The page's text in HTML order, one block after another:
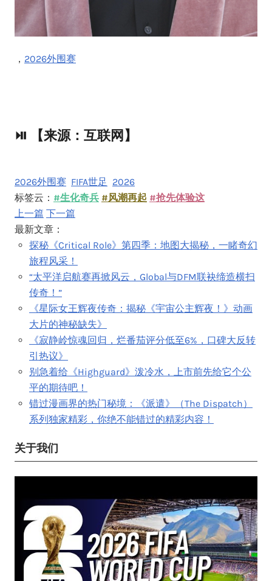
， 2026外围赛
⏯️ 【来源：互联网】
2026外围赛 FIFA世足 2026
标签云： #生化奇兵 #风潮再起 #抢先体验这
上一篇 下一篇
最新文章：
探秘《Critical Role》第四季：地图大揭秘，一睹奇幻
旅程风采！
“太平洋启航赛再掀风云，Global与DFM联袂缔造横扫
传奇！”
《星际女王辉夜传奇：揭秘《宇宙公主辉夜！》动画
大片的神秘缺失》
《寂静岭惊魂回归，烂番茄评分低至6%，口碑大反转
引热议》
别急着给《Highguard》泼冷水，上市前先给它个公
平的期待吧！
错过漫画界的热门秘境：《派遣》（The Dispatch）
系列独家精彩，你绝不能错过的精彩内容！
关于我们